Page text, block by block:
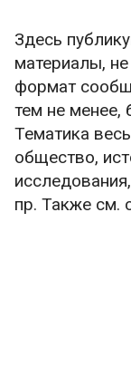
Здесь
материалы,
формат
тем не
Тематика
общество,
пр. Также см.